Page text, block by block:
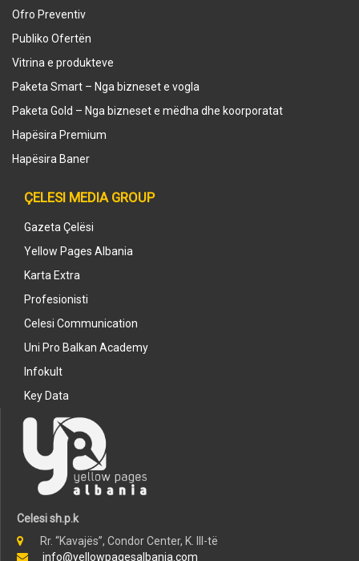
Ofro Preventiv
Publiko Ofertën
Vitrina e produkteve
Paketa Smart – Nga bizneset e vogla
Paketa Gold – Nga bizneset e mëdha dhe koorporatat
Hapësira Premium
Hapësira Baner
ÇELESI MEDIA GROUP
Gazeta Çelësi
Yellow Pages Albania
Karta Extra
Profesionisti
Celesi Communication
Uni Pro Balkan Academy
Infokult
Key Data
Celesi sh.p.k
Rr. “Kavajës”, Condor Center, K. III-të
info@yellowpagesalbania.com